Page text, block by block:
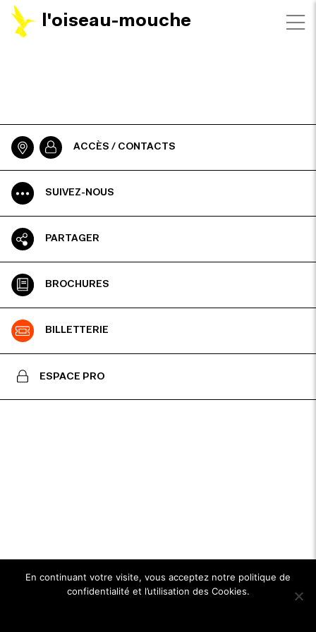
l'oiseau-mouche
ACCÈS / CONTACTS
SUIVEZ-NOUS
PARTAGER
BROCHURES
BILLETTERIE
ESPACE PRO
En continuant votre visite, vous acceptez notre politique de
confidentialité et l’utilisation des Cookies.